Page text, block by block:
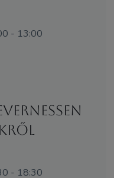
- 13:00
- 18:30